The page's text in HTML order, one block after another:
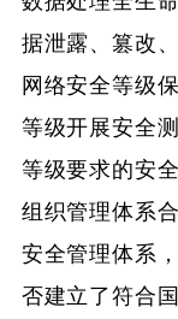
据泄露、篡改
网络安全等级
等级开展安全
等级要求的安
组织管理体系
安全管理体系
否建立了符合